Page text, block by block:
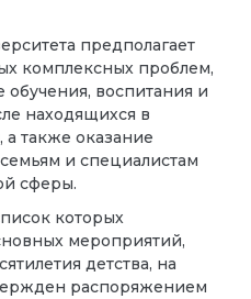
предполагает
комплексных проблем,
воспитания и
находящихся в
также оказание
и специалистам
сферы.
которых
мероприятий,
детства, на
распоряжением